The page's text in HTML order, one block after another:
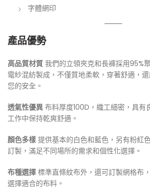
字體網印
產品優勢
高品質材質 我們的立領夾克和長褲採用95%
電紗混紡製成，不僅質地柔軟，穿著舒適，
您的安全。
透氣性優異 布料厚度100D，織工細密，具有
工作中保持乾爽舒適。
顏色多樣 提供基本的白色和藍色，另有粉紅
訂製，滿足不同場所的需求和個性化選擇。
布種選擇 標準直條紋布外，還可訂製網格布
選擇適合的布料。